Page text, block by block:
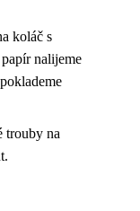
koláč s
nalijeme
trouby na